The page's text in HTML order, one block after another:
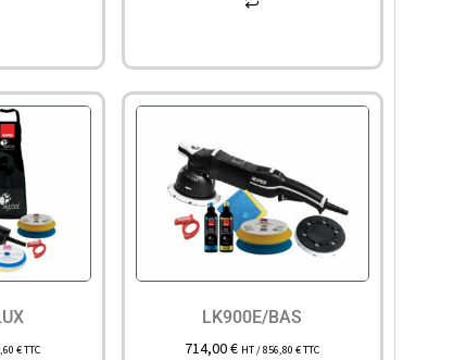
€TTC
LK900E/BAS
714,00€ HT /856,80 €TTC